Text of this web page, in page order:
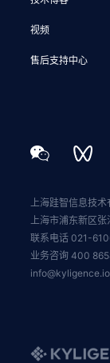
视频
售后支持中心
上海跬智信息技术
上海市浦东新区
联系电话 021-
业务咨询 400
info@kyligence.io